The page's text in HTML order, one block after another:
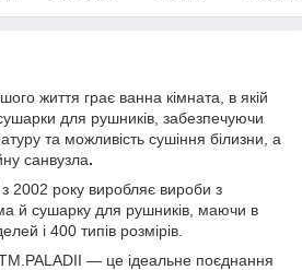
життя грає ванна кімната, в якій
для рушників, забезпечуючи
та можливість сушіння білизни, а
санвузла.
2002 року виробляє вироби з
й сушарку для рушників, маючи в
і 400 типів розмірів.
— це ідеальне поєднання